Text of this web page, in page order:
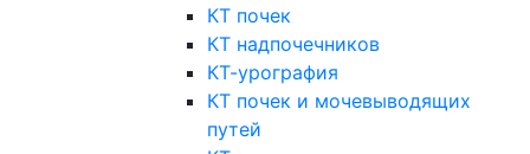
КТ почек
КТ надпочечников
КТ-урография
КТ почек и мочевыводящих
путей